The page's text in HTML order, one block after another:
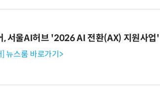
, 서울AI허브 '2026 AI 전환(AX) 지원사업'
] 뉴스룸 바로가기>